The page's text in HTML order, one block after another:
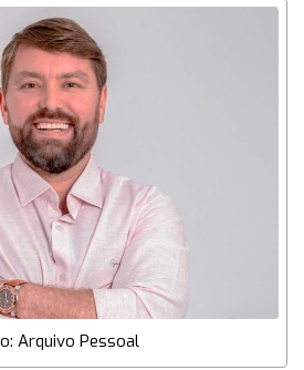
Arquivo Pessoal